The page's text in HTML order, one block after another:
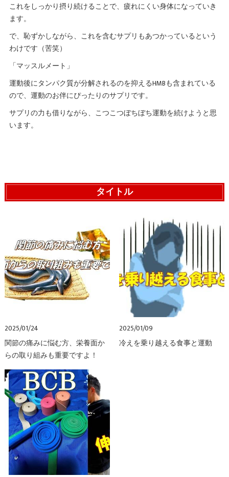
これをしっかり摂り続けることで、疲れにくい身体になっていき
ます。
で、恥ずかしながら、これを含むサプリもあつかっているという
わけです（苦笑）
「マッスルメート」
運動後にタンパク質が分解されるのを抑えるHMBも含まれている
ので、運動のお伴にぴったりのサプリです。
サプリの力も借りながら、こつこつぼちぼち運動を続けようと思
います。
タイトル
2025/01/24
関節の痛みに悩む方、栄養面か
らの取り組みも重要ですよ！
2025/01/09
冷えを乗り越える食事と運動